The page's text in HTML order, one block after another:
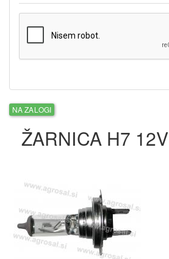
NA ZALOGI
ŽARNICA H7 12V